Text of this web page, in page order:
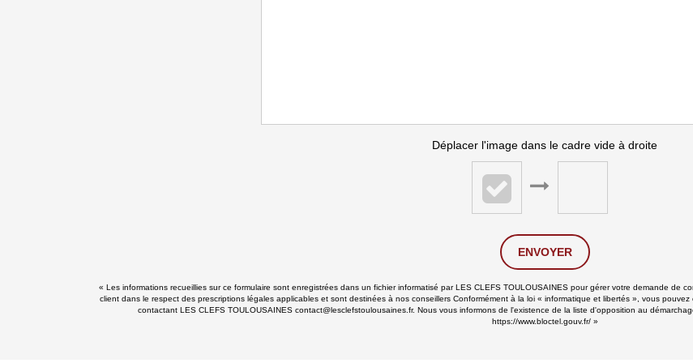
Déplacer l'image dans le cadre vide à droite
ENVOYER
« Les informations recueillies sur ce formulaire sont enregistrées dans un fichier informatisé par LES CLEFS TOULOUSAINES pour gérer votre demande de
client dans le respect des prescriptions légales applicables et sont destinées à nos conseillers Conformément à la loi « informatique et libertés », vous
contactant LES CLEFS TOULOUSAINES contact@lesclefstoulousaines.fr. Nous vous informons de l'existence de la liste d'opposition au
https://www.bloctel.gouv.fr/»